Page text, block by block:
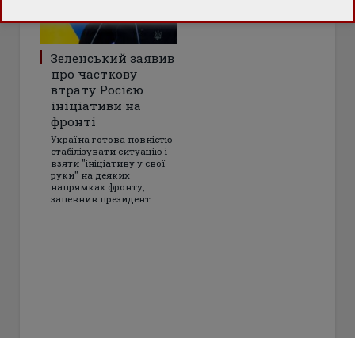
Зеленський заявив
про часткову
втрату Росією
ініціативи на
фронті
Україна готова повністю
стабілізувати ситуацію і
взяти "ініціативу у свої
руки" на деяких
напрямках фронту,
запевнив президент